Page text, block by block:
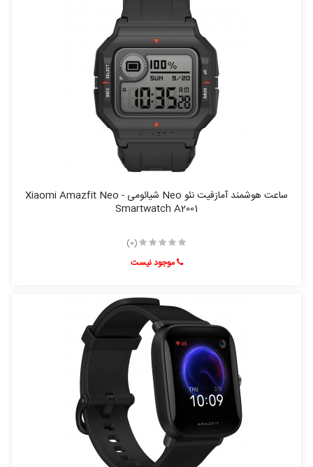
ساعت هوشمند آمازفیت نئو Neo شیائومی - Xiaomi Amazfit Neo
Smartwatch A2001
(0)
موجود نیست